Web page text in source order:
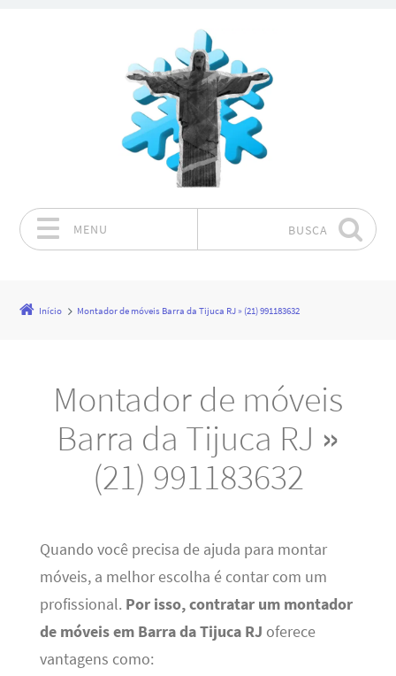
MENU BUSCA
Início Montador de móveis Barra da Tijuca RJ » (21) 991183632
Montador de móveis
Barra da Tijuca RJ »
(21) 991183632
Quando você precisa de ajuda para montar
móveis, a melhor escolha é contar com um
profissional. Por isso, contratar um montador
de móveis em Barra da Tijuca RJ oferece
vantagens como: